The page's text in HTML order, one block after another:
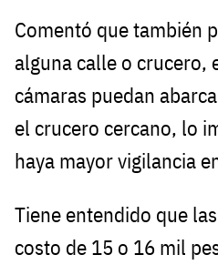
Comentó que también
alguna calle o crucero,
cámaras puedan
el crucero cercano, lo
haya mayor vigilancia
Tiene entendido que
costo de 15 o 16 mil